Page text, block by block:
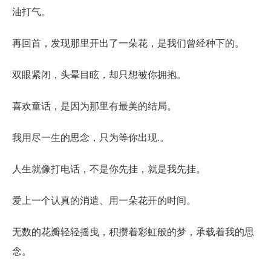
油打气。
再回首，发现那里开出了一朵花，是我们曾经种下的。
双眼紧闭，头晕目眩，却只想被你拥抱。
喜欢童话，是因为那里有最美的结局。
我用尽一生的思念，只为等你出现.。
人生就像打电话，不是你先挂，就是我先挂。
爱上一个认真的消遣、用一朵花开的时间。
无数的花瓣轻轻摇曳，积攒着彩虹般的梦，承载着我的思
念。